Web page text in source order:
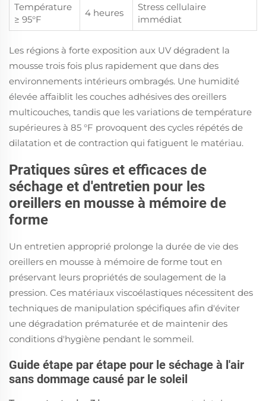
Température
≥ 95°F
4 heures
Stress cellulaire
immédiat
Les régions à forte exposition aux UV dégradent la
mousse trois fois plus rapidement que dans des
environnements intérieurs ombragés. Une humidité
élevée affaiblit les couches adhésives des oreillers
multicouches, tandis que les variations de température
supérieures à 85 °F provoquent des cycles répétés de
dilatation et de contraction qui fatiguent le matériau.
Pratiques sûres et efficaces de
séchage et d'entretien pour les
oreillers en mousse à mémoire de
forme
Un entretien approprié prolonge la durée de vie des
oreillers en mousse à mémoire de forme tout en
préservant leurs propriétés de soulagement de la
pression. Ces matériaux viscoélastiques nécessitent des
techniques de manipulation spécifiques afin d'éviter
une dégradation prématurée et de maintenir des
conditions d'hygiène pendant le sommeil.
Guide étape par étape pour le séchage à l'air
sans dommage causé par le soleil